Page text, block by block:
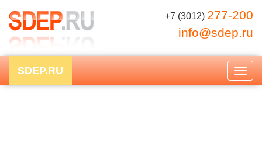
+7 (3012) 277-200
info@sdep.ru
SDEP.RU